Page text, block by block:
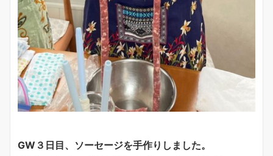
GW３日目、ソーセージを手作りしました。